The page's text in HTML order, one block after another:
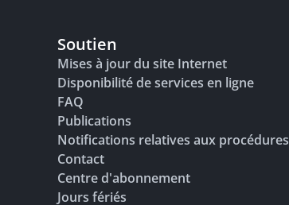
Soutien
Mises à jour du site Internet
Disponibilité de services en ligne
FAQ
Publications
Notifications relatives aux procédures
Contact
Centre d'abonnement
Jours fériés